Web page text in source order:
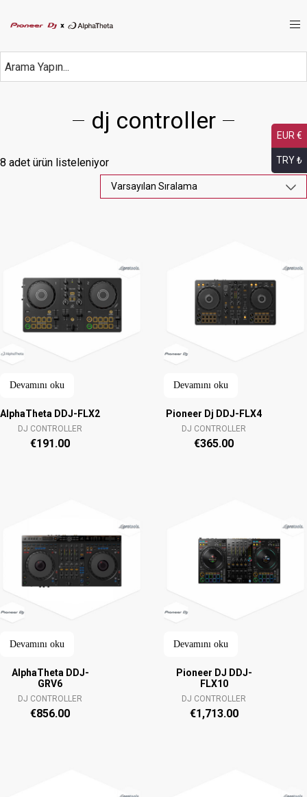
dj controller
8 adet ürün listeleniyor
Devamını oku
AlphaTheta DDJ-FLX2
DJ CONTROLLER
€191.00
Devamını oku
Pioneer Dj DDJ-FLX4
DJ CONTROLLER
€365.00
Devamını oku
AlphaTheta DDJ-
GRV6
DJ CONTROLLER
€856.00
Devamını oku
Pioneer DJ DDJ-
FLX10
DJ CONTROLLER
€1,713.00
EUR €
TRY ₺